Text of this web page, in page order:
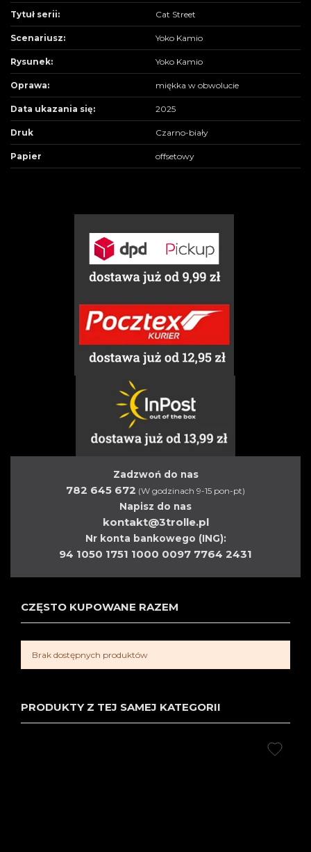
Tytuł serii: Cat Street
Scenariusz: Yoko Kamio
Rysunek: Yoko Kamio
Oprawa: miękka w obwolucie
Data ukazania się: 2025
Druk Czarno-biały
Papier offsetowy
Zadzwoń do nas
782 645 672 (W godzinach 9-15 pon-pt)
Napisz do nas
kontakt@3trolle.pl
Nr konta bankowego (ING):
94 1050 1751 1000 0097 7764 2431
CZĘSTO KUPOWANE RAZEM
Brak dostępnych produktów
PRODUKTY Z TEJ SAMEJ KATEGORII